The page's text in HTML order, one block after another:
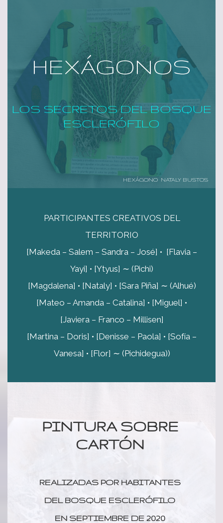
HEXÁGONOS
LOS SECRETOS DEL BOSQUE
ESCLERÓFILO
HEXÁGONO NATALY BUSTOS
PARTICIPANTES CREATIVOS DEL
TERRITORIO
[Makeda – Salem – Sandra – José] • [Flavia –
Yayi] • [Ytyus] ∼ (Pichi)
[Magdalena] • [Nataly] • [Sara Piña] ∼ (Alhué)
[Mateo – Amanda – Catalina] • [Miguel] •
[Javiera – Franco – Millisen]
[Martina – Doris] • [Denisse – Paola] • [Sofía –
Vanesa] • [Flor] ∼ (Pichidegua))
PINTURA SOBRE
CARTÓN
REALIZADAS POR HABITANTES
DEL BOSQUE ESCLERÓFILO
EN SEPTIEMBRE DE 2020